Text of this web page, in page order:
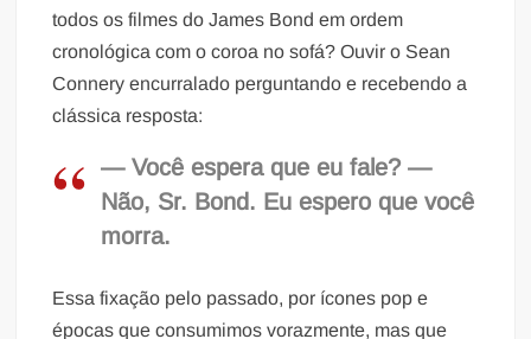
todos os filmes do James Bond em ordem
cronológica com o coroa no sofá? Ouvir o Sean
Connery encurralado perguntando e recebendo a
clássica resposta:
— Você espera que eu fale? —
Não, Sr. Bond. Eu espero que você
morra.
Essa fixação pelo passado, por ícones pop e
épocas que consumimos vorazmente, mas que